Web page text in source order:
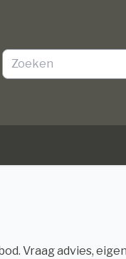
Vraag advies,